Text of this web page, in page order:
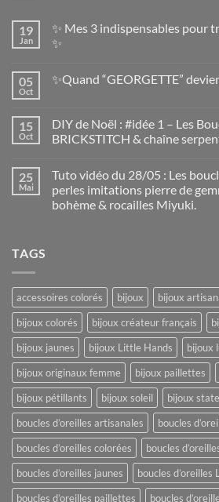
19
Jan
✨ Mes 3 indispensables pour
✨
05
Oct
✨Quand “GEORGETTE”
15
Oct
DIY de Noël : #idée 1 – Les
BRICKSTITCH & chaîne
25
Mai
Tuto vidéo du 28/05 : Les
perles imitations pierre de
bohème & rocailles Miyuki.
TAGS
accessoires colorés bijoux bijoux
bijoux colorés
bijoux créateur français
bijoux jaunes
bijoux Little Hands
bijoux
bijoux originaux femme
bijoux paillettes
bijoux pétillants
bijoux soleil bijoux
boucles d’oreilles artisanales
boucles
boucles d’oreilles colorées
boucles
boucles d’oreilles jaunes
boucles d’oreilles
boucles d’oreilles paillettes
boucles